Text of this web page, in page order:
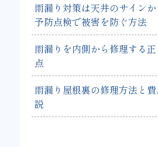
雨漏り対策は天井のサイン
予防点検で被害を防ぐ方法
雨漏りを内側から修理する
点
雨漏り屋根裏の修理方法と
説